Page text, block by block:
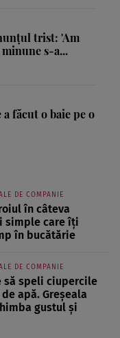
trist: 'Am
s-a...
făcut o baie pe o
DE COMPANIE
în câteva
simple care îți
în bucătărie
DE COMPANIE
să speli ciupercile
apă. Greșeala
gustul și